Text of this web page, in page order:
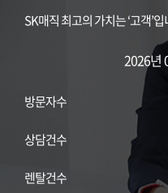
SK매직 최고의 가치는 ‘고객’
2026년
방문자수
상담건수
렌탈건수